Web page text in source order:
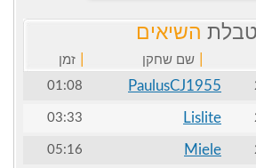
טבלת השיאים
שם שחקן
זמן
PaulusCJ1955
01:08
Lislite
03:33
Miele
05:16